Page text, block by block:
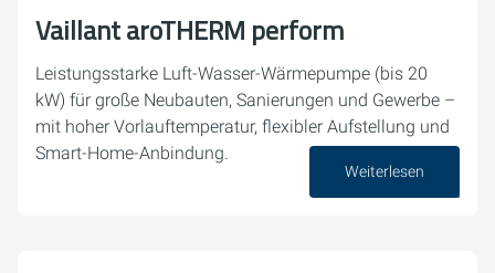
Vaillant aroTHERM perform
Leistungsstarke Luft-Wasser-Wärmepumpe (bis 20
kW) für große Neubauten, Sanierungen und Gewerbe –
mit hoher Vorlauftemperatur, flexibler Aufstellung und
Smart-Home-Anbindung.
Weiterlesen